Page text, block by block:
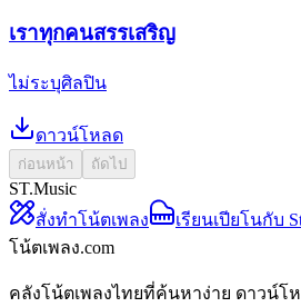
เราทุกคนสรรเสริญ
ไม่ระบุศิลปิน
ดาวน์โหลด
ก่อนหน้า ถัดไป
ST.Music
สั่งทำโน้ตเพลง
เรียนเปียโนกับ
โน้ตเพลง.com
คลังโน้ตเพลงไทยที่ค้นหาง่าย ดาวน์โ